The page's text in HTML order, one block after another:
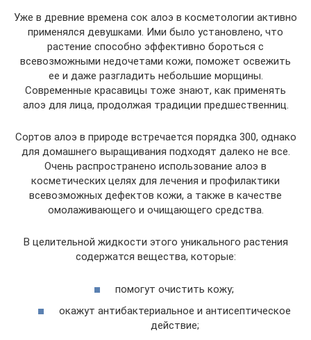
Уже в древние времена сок алоэ в косметологии активно
применялся девушками. Ими было установлено, что
растение способно эффективно бороться с
всевозможными недочетами кожи, поможет освежить
ее и даже разгладить небольшие морщины.
Современные красавицы тоже знают, как применять
алоэ для лица, продолжая традиции предшественниц.
Сортов алоэ в природе встречается порядка 300, однако
для домашнего выращивания подходят далеко не все.
Очень распространено использование алоэ в
косметических целях для лечения и профилактики
всевозможных дефектов кожи, а также в качестве
омолаживающего и очищающего средства.
В целительной жидкости этого уникального растения
содержатся вещества, которые:
помогут очистить кожу;
окажут антибактериальное и антисептическое
действие;